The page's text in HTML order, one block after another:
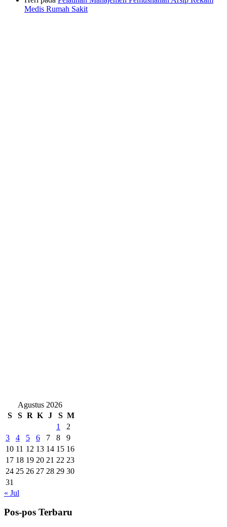
Medis Rumah Sakit
Agustus 2026
S
S R K J S M
1
2
3
4 5 6 7 8
9
10 11 12 13 14 15 16
17 18 19 20 21 22 23
24 25 26 27 28 29 30
31
« Jul
Pos-pos Terbaru